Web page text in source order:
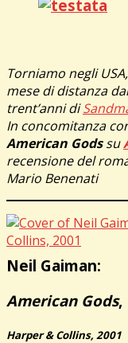
Torniamo negli
mese di distanza
trent’anni di
In concomitanza
American Godssu
recensione del
Mario Benenati
Neil Gaiman:
American Gods,
Harper & Collins, 2001